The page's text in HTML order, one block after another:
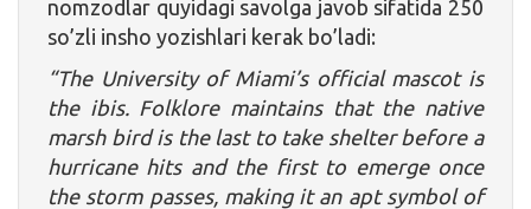
nomzodlar quyidagi savolga javob sifatida 250
so’zli insho yozishlari kerak bo’ladi:
“The University of Miami’s official mascot is
the ibis. Folklore maintains that the native
marsh bird is the last to take shelter before a
hurricane hits and the first to emerge once
the storm passes, making it an apt symbol of